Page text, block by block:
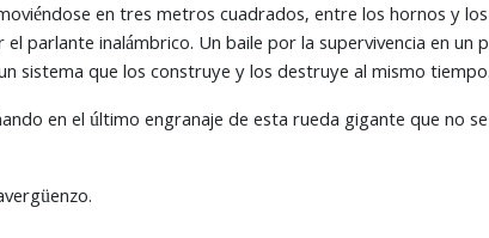
en tres metros cuadrados, entre los hornos y
parlante inalámbrico. Un baile por la supervivencia en un
sistema que los construye y los destruye al mismo tiempo.
en el último engranaje de esta rueda gigante que no